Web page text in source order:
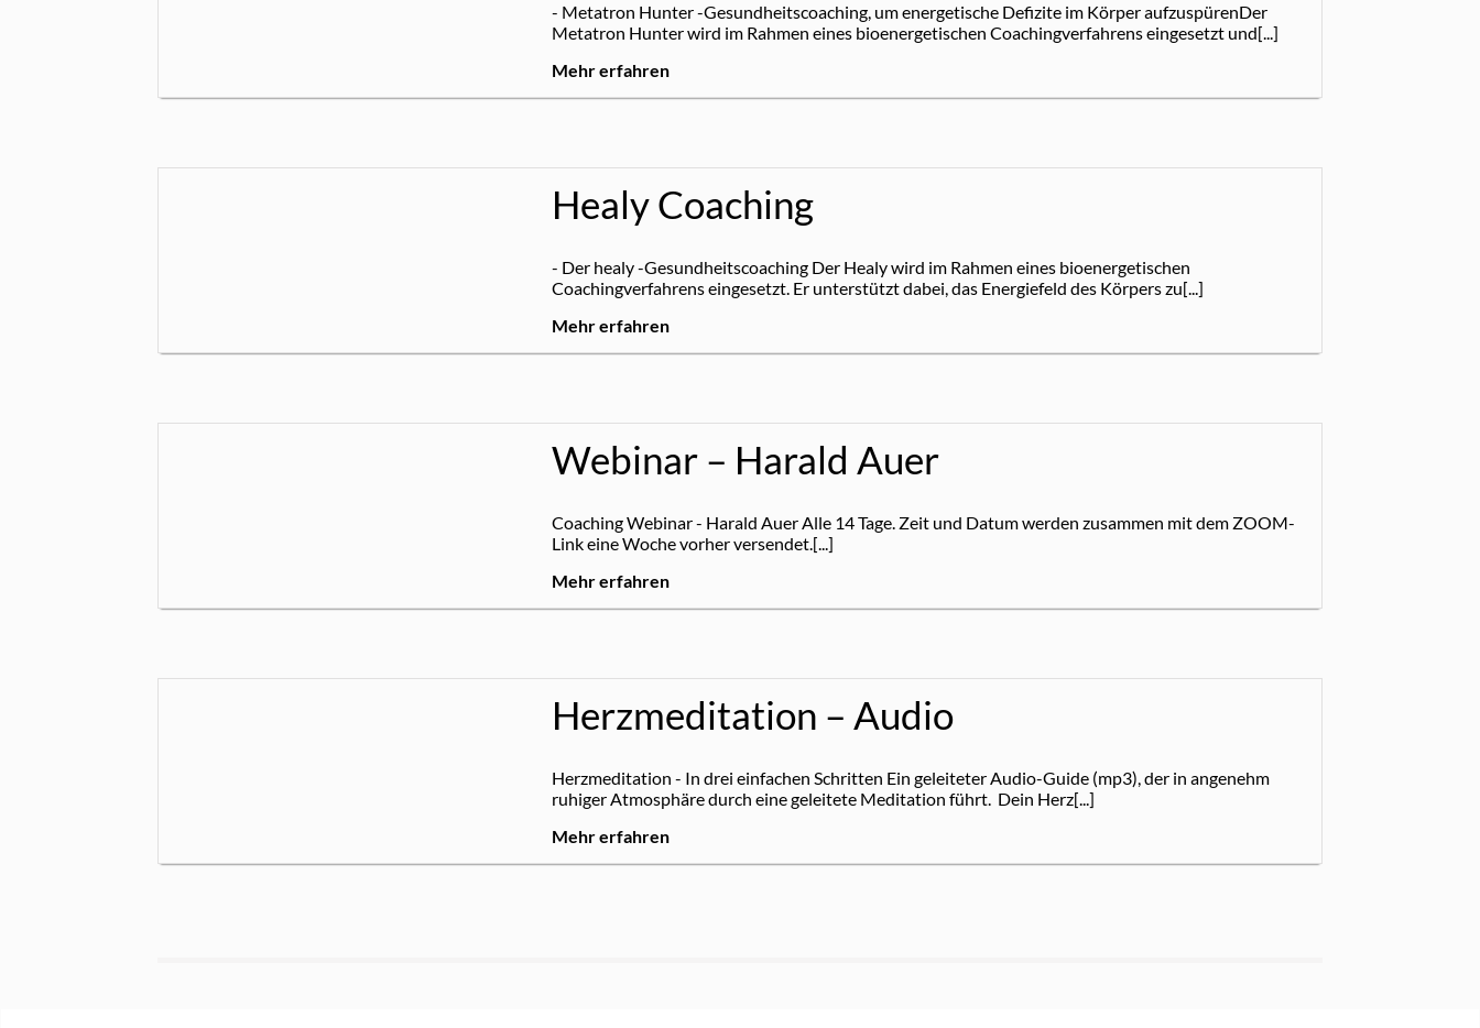
- Metatron Hunter -Gesundheitscoaching, um energetische Defizite im Körper aufzuspürenDer
Metatron Hunter wird im Rahmen eines bioenergetischen Coachingverfahrens eingesetzt und[...]
Mehr erfahren
Healy Coaching
- Der healy -Gesundheitscoaching Der Healy wird im Rahmen eines bioenergetischen
Coachingverfahrens eingesetzt. Er unterstützt dabei, das Energiefeld des Körpers zu[...]
Mehr erfahren
Webinar – Harald Auer
Coaching Webinar - Harald Auer Alle 14 Tage. Zeit und Datum werden zusammen mit dem ZOOM-
Link eine Woche vorher versendet.[...]
Mehr erfahren
Herzmeditation – Audio
Herzmeditation - In drei einfachen Schritten Ein geleiteter Audio-Guide (mp3), der in angenehm
ruhiger Atmosphäre durch eine geleitete Meditation führt. Dein Herz[...]
Mehr erfahren